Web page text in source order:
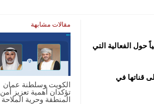
مقالات مشابهة
الكويت وسلطنة عمان
تؤكدان أهمية تعزيز أمن
المنطقة وحرية الملاحة
حول الفعالية التي
قناتها في